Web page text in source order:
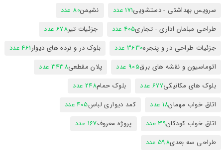
سرویس بهداشتی - دستشویی171 عدد نشیمن80 عدد
طراحی مبلمان اداری - تجاری405 عدد جزئیات تیر678 عدد
جزئیات طراحی در و پنجره3630 عدد بلوک در و نرده های دیوار461 عدد
اتوماسیون و نقشه های برق905 عدد پلان مقطعی3438 عدد
بلوک های مکانیکی677 عدد بلوک حمام248 عدد
اتاق خواب مهمان18 عدد کمد دیواری لباس405 عدد
اتاق خواب کودکان39 عدد پروژه معروف167 عدد
طراحی سه بعدی598 عدد